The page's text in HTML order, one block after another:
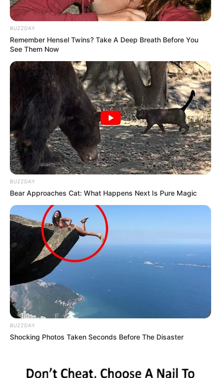
ΔΗΜΟΦΙΛΗ ΑΡΘΡΑ
Αφαίρεση εμφυτεύματος και βιοτσιπ από
τις δυνάμεις του φωτός
Κυριακή, 2 Οκτωβρίου 2022, 14:20
Αφαίρεση εμφυτεύματος και βιοτσιπ από...
Τι είναι το Blockchain του
συστήματος (QFS);
ΤΑ ΜΑΤΙΑ ΜΑΣ ΚΑΙ ΤΑ
BUZZDAY
Remember Hensel Twins? Take A Deep Breath Before You
See Them Now
BUZZDAY
Bear Approaches Cat: What Happens Next Is Pure Magic
BUZZDAY
Shocking Photos Taken Seconds Before The Disaster